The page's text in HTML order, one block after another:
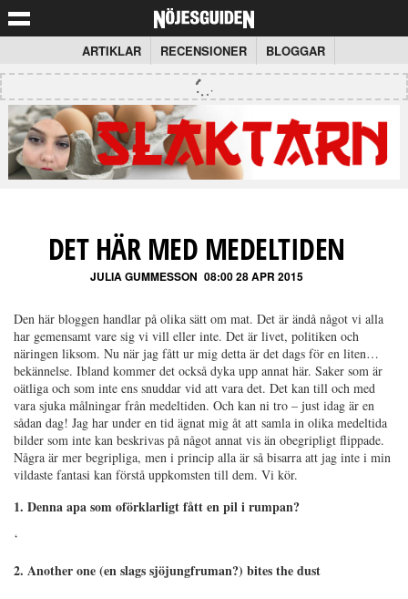
ARTIKLAR RECENSIONER BLOGGAR
DET HÄR MED MEDELTIDEN
JULIA GUMMESSON 08:00 28 APR 2015
Den här bloggen handlar på olika sätt om mat. Det är ändå något vi alla
har gemensamt vare sig vi vill eller inte. Det är livet, politiken och
näringen liksom. Nu när jag fått ur mig detta är det dags för en liten…
bekännelse. Ibland kommer det också dyka upp annat här. Saker som är
oätliga och som inte ens snuddar vid att vara det. Det kan till och med
vara sjuka målningar från medeltiden. Och kan ni tro – just idag är en
sådan dag! Jag har under en tid ägnat mig åt att samla in olika medeltida
bilder som inte kan beskrivas på något annat vis än obegripligt flippade.
Några är mer begripliga, men i princip alla är så bisarra att jag inte i min
vildaste fantasi kan förstå uppkomsten till dem. Vi kör.
1. Denna apa som oförklarligt fått en pil i rumpan?
‘
2. Another one (en slags sjöjungfruman?) bites the dust